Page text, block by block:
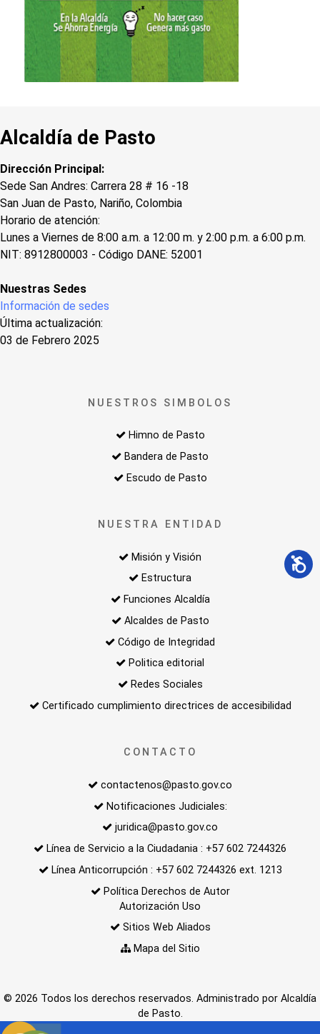
Alcaldía de Pasto
Dirección Principal:
Sede San Andres: Carrera 28 # 16 -18
San Juan de Pasto, Nariño, Colombia
Horario de atención:
Lunes a Viernes de 8:00 a.m. a 12:00 m. y 2:00 p.m. a 6:00 p.m.
NIT: 8912800003 - Código DANE: 52001
Nuestras Sedes
Información de sedes
Última actualización:
03 de Febrero 2025
NUESTROS SIMBOLOS
Himno de Pasto
Bandera de Pasto
Escudo de Pasto
NUESTRA ENTIDAD
Misión y Visión
Estructura
Funciones Alcaldía
Alcaldes de Pasto
Código de Integridad
Politica editorial
Redes Sociales
Certificado cumplimiento directrices de accesibilidad
CONTACTO
contactenos@pasto.gov.co
Notificaciones Judiciales:
juridica@pasto.gov.co
Línea de Servicio a la Ciudadania : +57 602 7244326
Línea Anticorrupción : +57 602 7244326 ext. 1213
Política Derechos de Autor
Autorización Uso
Sitios Web Aliados
Mapa del Sitio
© 2026 Todos los derechos reservados. Administrado por Alcaldía
de Pasto.